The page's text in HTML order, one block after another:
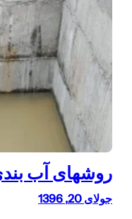
روشهای آب
جولای 20, 1396